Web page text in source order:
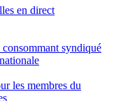
en direct
consommant syndiqué
les membres du